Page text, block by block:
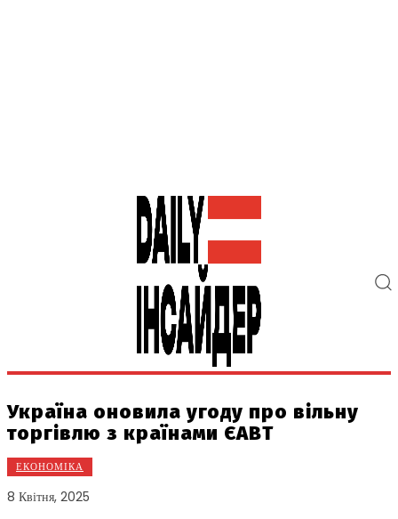
Україна оновила угоду про вільну
торгівлю з країнами ЄАВТ
ЕКОНОМІКА
8 Квітня, 2025